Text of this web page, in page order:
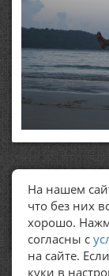
Политика
На нашем
что без них
хорошо.
согласны с
на сайте.
куки в